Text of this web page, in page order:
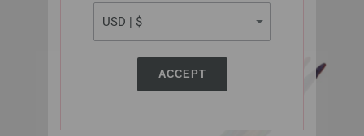
ACCEPT